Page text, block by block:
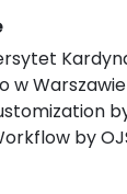
w Warszawie
by